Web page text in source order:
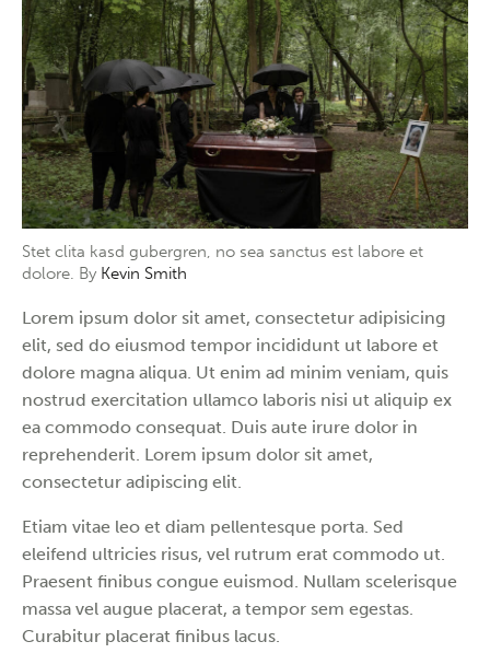
Stet clita kasd gubergren, no sea sanctus est labore et
dolore. By Kevin Smith
Lorem ipsum dolor sit amet, consectetur adipisicing
elit, sed do eiusmod tempor incididunt ut labore et
dolore magna aliqua. Ut enim ad minim veniam, quis
nostrud exercitation ullamco laboris nisi ut aliquip ex
ea commodo consequat. Duis aute irure dolor in
reprehenderit. Lorem ipsum dolor sit amet,
consectetur adipiscing elit.
Etiam vitae leo et diam pellentesque porta. Sed
eleifend ultricies risus, vel rutrum erat commodo ut.
Praesent finibus congue euismod. Nullam scelerisque
massa vel augue placerat, a tempor sem egestas.
Curabitur placerat finibus lacus.